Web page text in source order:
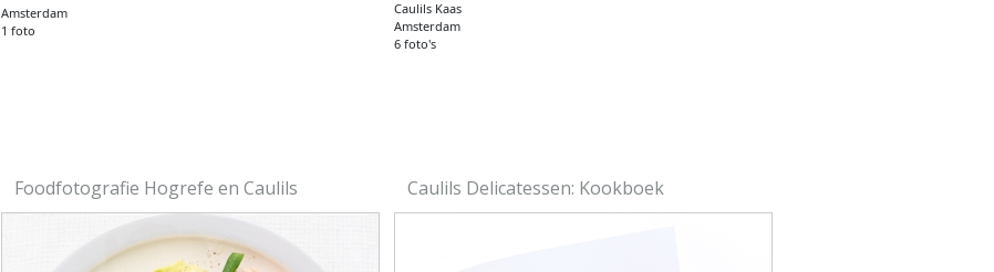
Amsterdam
1 foto
Caulils Kaas
Amsterdam
6 foto's
Foodfotografie Hogrefe en Caulils Caulils Delicatessen: Kookboek